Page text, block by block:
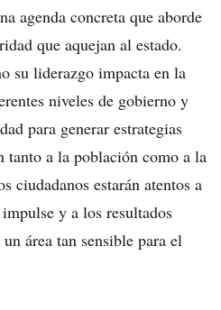
agenda concreta que aborde
que aquejan al estado.
su liderazgo impacta en la
niveles de gobierno y
para generar estrategias
tanto a la población como a la
ciudadanos estarán atentos a
y a los resultados
área tan sensible para el